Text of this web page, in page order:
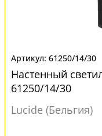
61250/14/30
Настенный
61250/14/30
Lucide (Бельгия)